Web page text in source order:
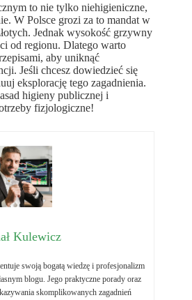
to nie tylko niehigieniczne,
W Polsce grozi za to mandat w
Jednak wysokość grzywny
od regionu. Dlatego warto
aby uniknąć
Jeśli chcesz dowiedzieć się
eksplorację tego zagadnienia.
higieny publicznej i
fizjologiczne!
Kulewicz
swoją bogatą wiedzę i profesjonalizm
blogu. Jego praktyczne porady oraz
skomplikowanych zagadnień